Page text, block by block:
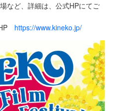
など、詳細は、公式HPにてご
https://www.kineko.jp/